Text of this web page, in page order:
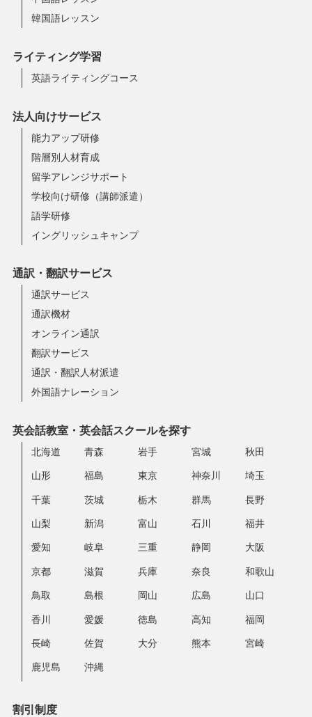
韓国語レッスン
ライティング学習
英語ライティングコース
法人向けサービス
能力アップ研修
階層別人材育成
留学アレンジサポート
学校向け研修（講師派遣）
語学研修
イングリッシュキャンプ
通訳・翻訳サービス
通訳サービス
通訳機材
オンライン通訳
翻訳サービス
通訳・翻訳人材派遣
外国語ナレーション
英会話教室・英会話スクールを探す
北海道 青森 岩手 宮城 秋田
山形 福島 東京 神奈川 埼玉
千葉 茨城 栃木 群馬 長野
山梨 新潟 富山 石川 福井
愛知 岐阜 三重 静岡 大阪
京都 滋賀 兵庫 奈良 和歌山
鳥取 島根 岡山 広島 山口
香川 愛媛 徳島 高知 福岡
長崎 佐賀 大分 熊本 宮崎
鹿児島 沖縄
割引制度